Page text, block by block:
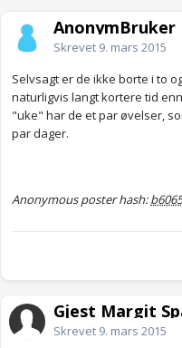
AnonymBruker
Skrevet 9. mars 2015
Selvsagt er de ikke borte i to
naturligvis langt kortere tid
"uke" har de et par øvelser,
par dager.
Anonymous poster hash:
Gjest Margit
Skrevet 9. mars 2015